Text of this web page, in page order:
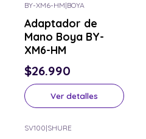
BY-XM6-HM|BOYA
Adaptador de
Mano Boya BY-
XM6-HM
$26.990
Ver detalles
SV100|SHURE